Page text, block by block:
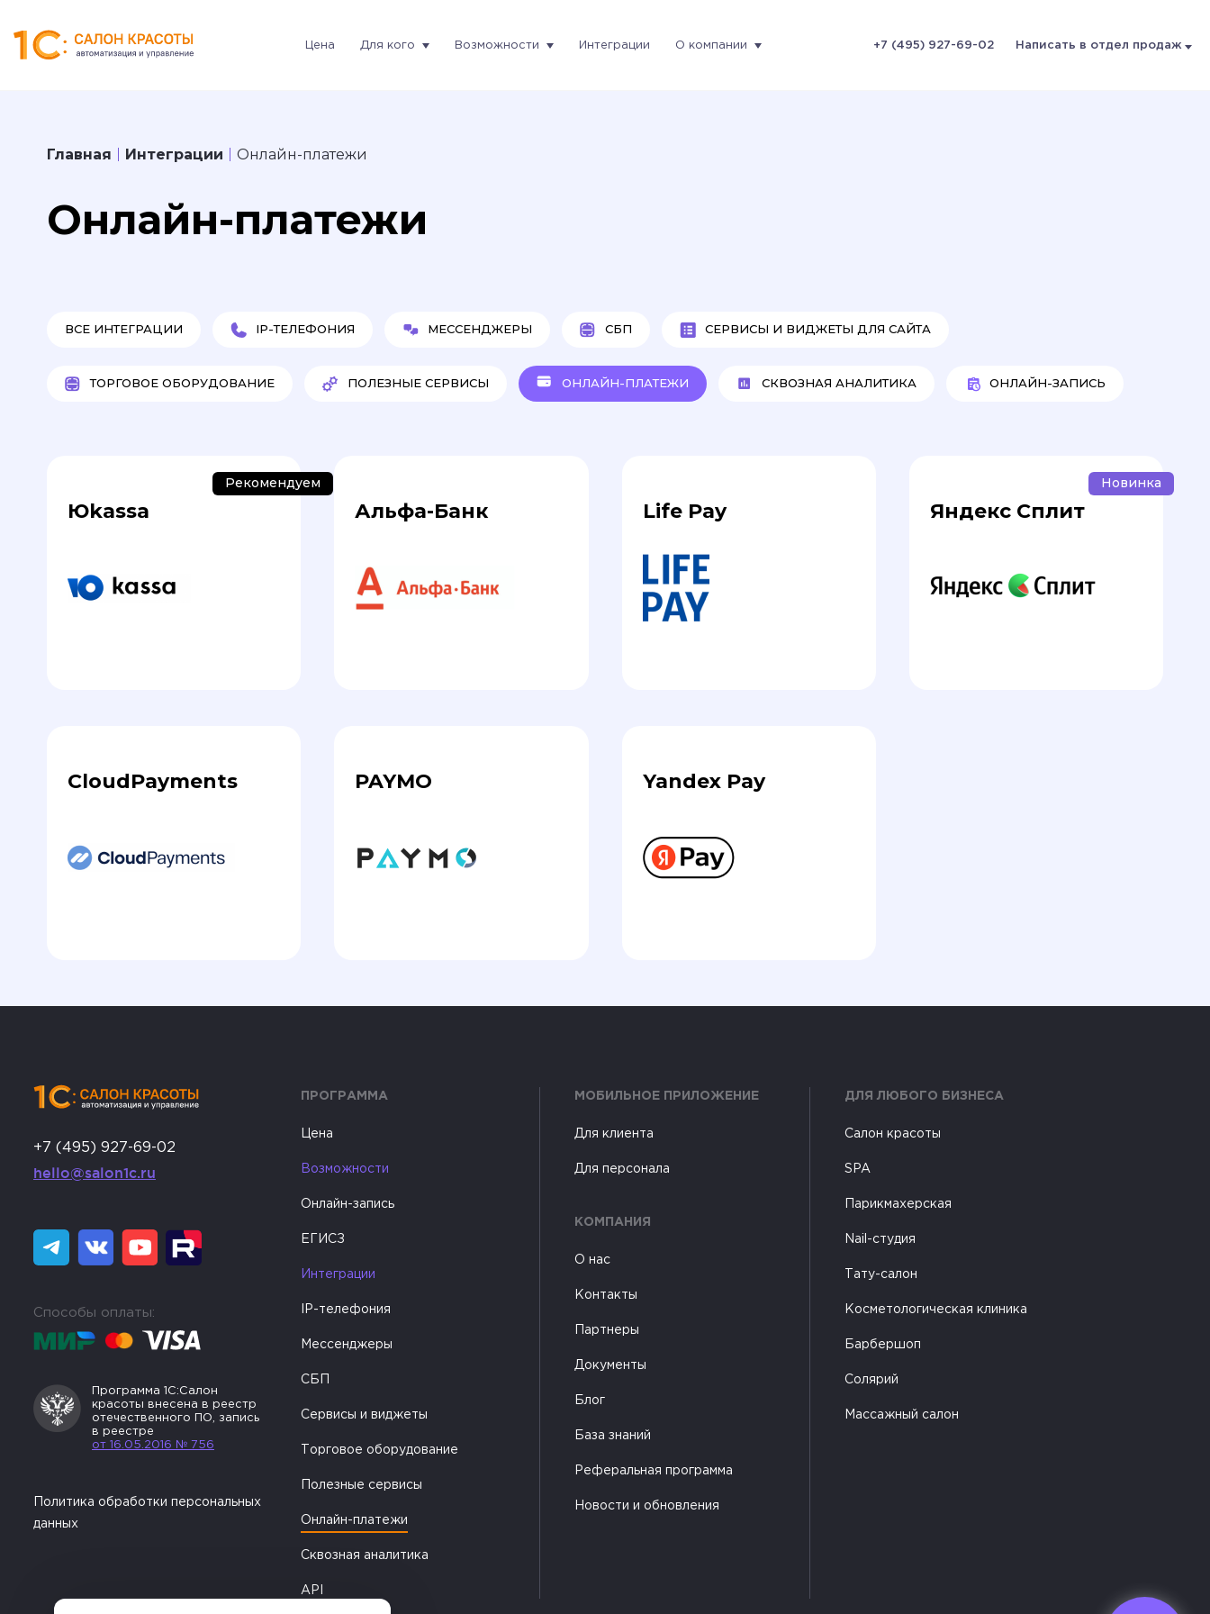
Цена Для кого Возможности Интеграции О компании +7 (495) 927-69-02 Написать в отдел продаж
Главная Интеграции Онлайн-платежи
Онлайн-платежи
ВСЕ ИНТЕГРАЦИИ IP-ТЕЛЕФОНИЯ МЕССЕНДЖЕРЫ СБП СЕРВИСЫ И ВИДЖЕТЫ ДЛЯ САЙТА
ТОРГОВОЕ ОБОРУДОВАНИЕ ПОЛЕЗНЫЕ СЕРВИСЫ ОНЛАЙН-ПЛАТЕЖИ СКВОЗНАЯ АНАЛИТИКА ОНЛАЙН-ЗАПИСЬ
Рекомендуем
Юkassa Альфа-Банк Life Pay
Новинка
Яндекс Сплит
CloudPayments PAYMO Yandex Pay
+7 (495) 927-69-02
hello@salon1c.ru
Способы оплаты:
Программа 1С:Салон
красоты внесена в реестр
отечественного ПО, запись
в реестре
от 16.05.2016 № 756
Политика обработки персональных
данных
ПРОГРАММА
Цена
Возможности
Онлайн-запись
ЕГИСЗ
Интеграции
IP-телефония
Мессенджеры
СБП
Сервисы и виджеты
Торговое оборудование
Полезные сервисы
Онлайн-платежи
Сквозная аналитика
API
МОБИЛЬНОЕ ПРИЛОЖЕНИЕ
Для клиента
Для персонала
КОМПАНИЯ
О нас
Контакты
Партнеры
Документы
Блог
База знаний
Реферальная программа
Новости и обновления
ДЛЯ ЛЮБОГО БИЗНЕСА
Салон красоты
SPA
Парикмахерская
Nail-студия
Тату-салон
Косметологическая клиника
Барбершоп
Солярий
Массажный салон